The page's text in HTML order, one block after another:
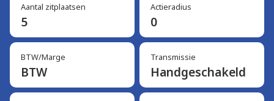
Aantal zitplaatsen
5
Actieradius
0
BTW/Marge
BTW
Transmissie
Handgeschakeld